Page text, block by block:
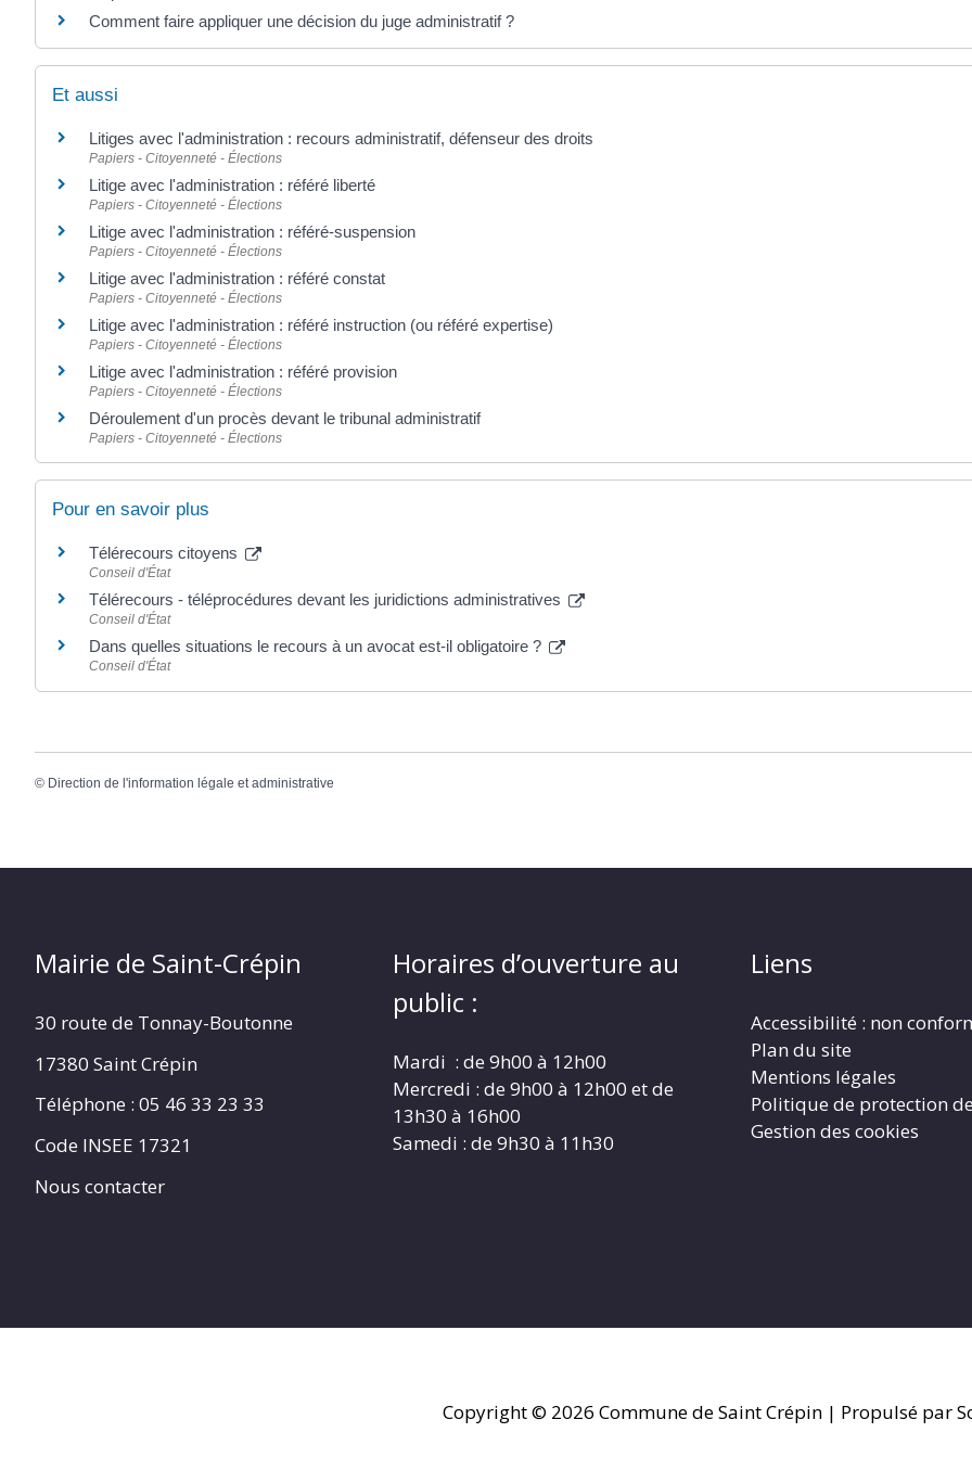
Comment faire appliquer une décision du juge administratif ?
Et aussi
Litiges avec l'administration : recours administratif, défenseur des droits
Papiers - Citoyenneté - Élections
Litige avec l'administration : référé liberté
Papiers - Citoyenneté - Élections
Litige avec l'administration : référé-suspension
Papiers - Citoyenneté - Élections
Litige avec l'administration : référé constat
Papiers - Citoyenneté - Élections
Litige avec l'administration : référé instruction (ou référé expertise)
Papiers - Citoyenneté - Élections
Litige avec l'administration : référé provision
Papiers - Citoyenneté - Élections
Déroulement d'un procès devant le tribunal administratif
Papiers - Citoyenneté - Élections
Pour en savoir plus
Télérecours citoyens
Conseil d'État
Télérecours - téléprocédures devant les juridictions administratives
Conseil d'État
Dans quelles situations le recours à un avocat est-il obligatoire ?
Conseil d'État
© Direction de l'information légale et administrative
Mairie de Saint-Crépin
30 route de Tonnay-Boutonne
17380 Saint Crépin
Téléphone : 05 46 33 23 33
Code INSEE 17321
Nous contacter
Horaires d’ouverture au
public :
Mardi : de 9h00 à 12h00
Mercredi : de 9h00 à 12h00 et de
13h30 à 16h00
Samedi : de 9h30 à 11h30
Liens
Accessibilité : non
Plan du site
Mentions légales
Politique de protection
Gestion des cookies
Copyright © 2026 Commune de Saint Crépin| Propulsé par